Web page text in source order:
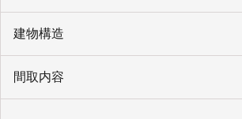
建物構造
間取内容